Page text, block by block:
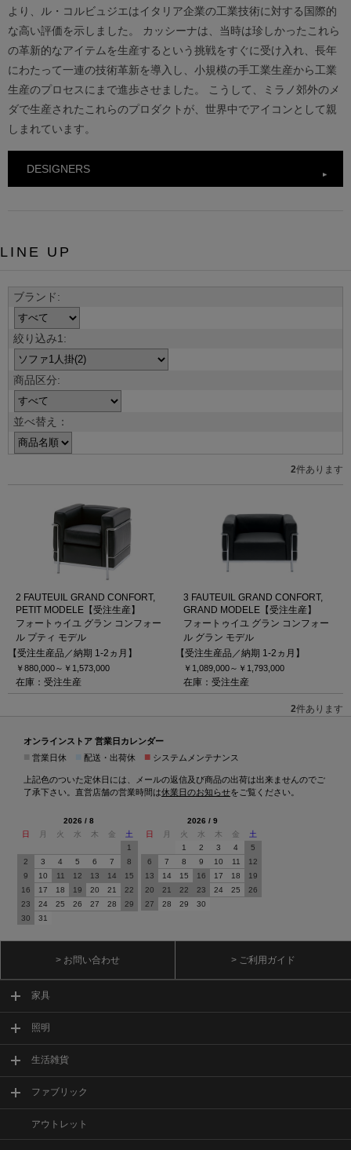
より、ル・コルビュジエはイタリア企業の工業技術に対する国際的
な高い評価を示しました。 カッシーナは、当時は珍しかったこれら
の革新的なアイテムを生産するという挑戦をすぐに受け入れ、長年
にわたって一連の技術革新を導入し、小規模の手工業生産から工業
生産のプロセスにまで進歩させました。 こうして、ミラノ郊外のメ
ダで生産されたこれらのプロダクトが、世界中でアイコンとして親
しまれています。
DESIGNERS
LINE UP
並べ替え：
2件あります
2 FAUTEUIL GRAND CONFORT,
PETIT MODELE【受注生産】
フォートゥイユ グラン コンフォー
ル プティ モデル
【受注生産品／納期 1-2ヵ月】
￥880,000～ ￥1,573,000
在庫：受注生産
3 FAUTEUIL GRAND CONFORT,
GRAND MODELE【受注生産】
フォートゥイユ グラン コンフォー
ル グラン モデル
【受注生産品／納期 1-2ヵ月】
￥1,089,000～ ￥1,793,000
在庫：受注生産
2件あります
オンラインストア 営業日カレンダー
営業日休 配送・出荷休 ■ システムメンテナンス
上記色のついた定休日には、メールの返信及び商品の出荷は出来ませんのでご
了承下さい。直営店舗の営業時間は休業日のお知らせをご覧ください。
2026 / 8
日
月 火 水 木 金
土
1
2
3 4 5 6 7
8
9
10 11 12 13 14
15
16
17 18 19 20 21
22
23
24 25 26 27 28
29
30
31
2026 / 9
日
月 火 水 木 金
土
1
2 3 4
5
6
7 8 9 10 11
12
13
14 15 16 17 18
19
20
21 22 23 24 25
26
27
28 29 30
> お問い合わせ > ご利用ガイド
家具
照明
生活雑貨
ファブリック
アウトレット